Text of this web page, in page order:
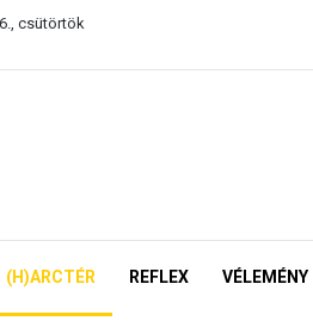
csütörtök
(H)ARCTÉR REFLEX VÉLEMÉNY